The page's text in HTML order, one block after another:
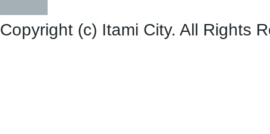
Copyright (c) Itami City. All Rights